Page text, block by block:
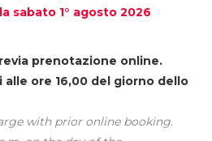
sabato 1° agosto 2026
prenotazione online.
ore 16,00 del giorno dello
with prior online booking.